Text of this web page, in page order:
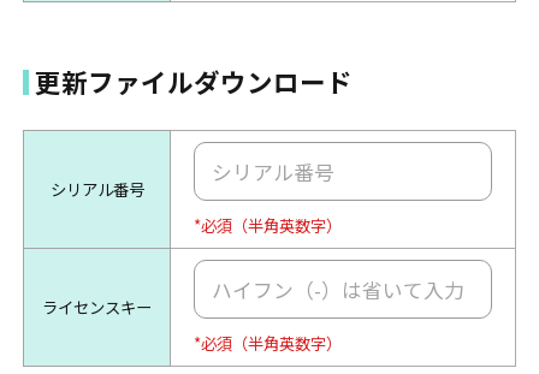
更新ファイルダウンロード
シリアル番号
*必須（半角英数字）
ライセンスキー
*必須（半角英数字）